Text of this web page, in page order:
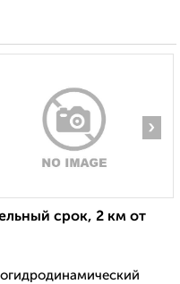
›
срок, 2 км от